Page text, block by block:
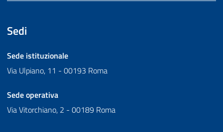
Sedi
Sede istituzionale
Via Ulpiano, 11 - 00193 Roma
Sede operativa
Via Vitorchiano, 2 - 00189 Roma